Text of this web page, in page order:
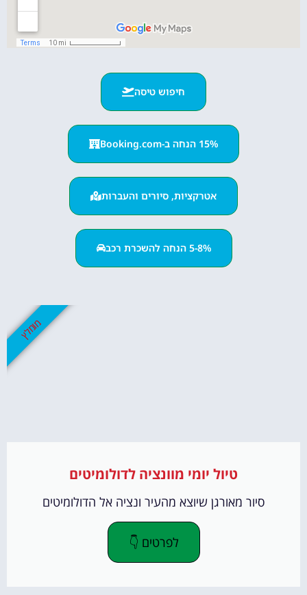
חיפוש טיסה
15% הנחה ב-Booking.com
אטרקציות, סיורים והעברות
5-8% הנחה להשכרת רכב
טיול יומי מוונציה לדולומיטים
סיור מאורגן שיוצא מהעיר ונציה אל הדולומיטים
לפרטים 👇
מומלץ